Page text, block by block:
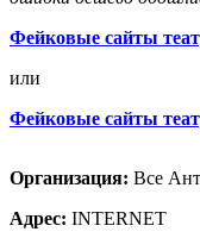
Фейковые сайты
или
Фейковые сайты
Организация: Все
Адрес: INTERNET